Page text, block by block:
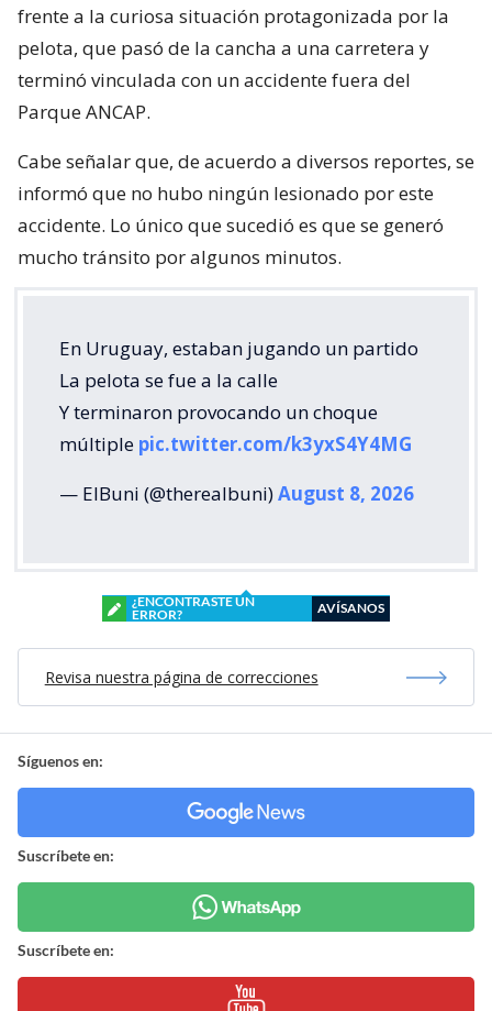
frente a la curiosa situación protagonizada por la
pelota, que pasó de la cancha a una carretera y
terminó vinculada con un accidente fuera del
Parque ANCAP.
Cabe señalar que, de acuerdo a diversos reportes, se
informó que no hubo ningún lesionado por este
accidente. Lo único que sucedió es que se generó
mucho tránsito por algunos minutos.
En Uruguay, estaban jugando un partido
La pelota se fue a la calle
Y terminaron provocando un choque
múltiple pic.twitter.com/k3yxS4Y4MG
— ElBuni (@therealbuni)August 8, 2026
¿ENCONTRASTE UN
ERROR?
AVÍSANOS
Revisa nuestra página de correcciones
Síguenos en:
Suscríbete en:
Suscríbete en: